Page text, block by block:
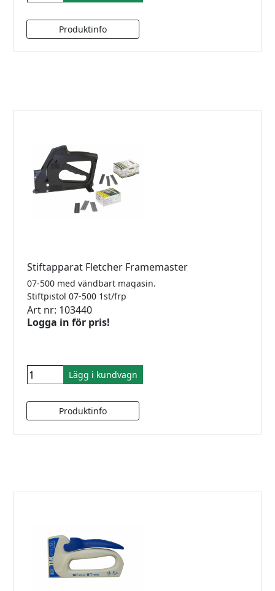
Stiftapparat Fletcher Framemaster
07-500 med vändbart magasin.
Stiftpistol 07-500 1st/frp
Art nr: 103440
Logga in för pris!
Lägg i kundvagn